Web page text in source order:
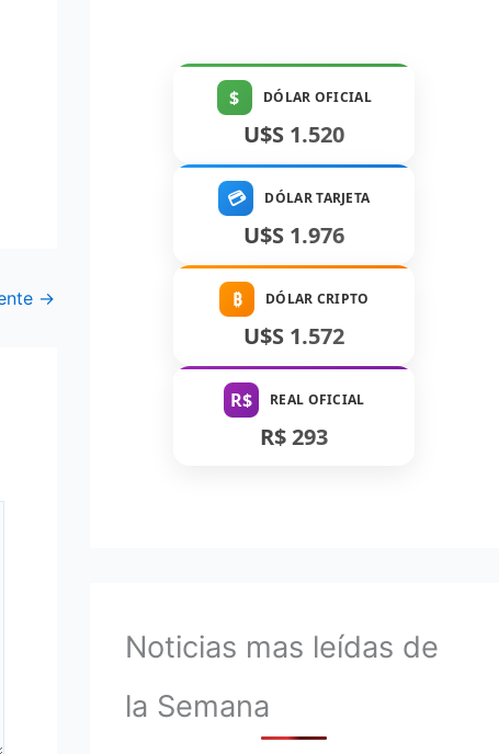
→
$ DÓLAR OFICIAL
U$S 1.520
💳 DÓLAR TARJETA
U$S 1.976
₿ DÓLAR CRIPTO
U$S 1.572
R$ REAL OFICIAL
R$ 293
Noticias mas leídas de
la Semana